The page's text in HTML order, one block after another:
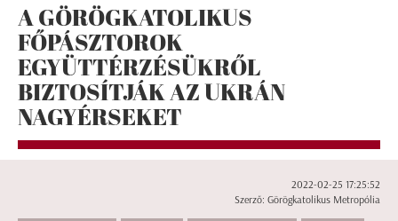
A GÖRÖGKATOLIKUS
FŐPÁSZTOROK
EGYÜTTÉRZÉSÜKRŐL
BIZTOSÍTJÁK AZ UKRÁN
NAGYÉRSEKET
2022-02-25 17:25:52
Szerző: Görögkatolikus Metropólia